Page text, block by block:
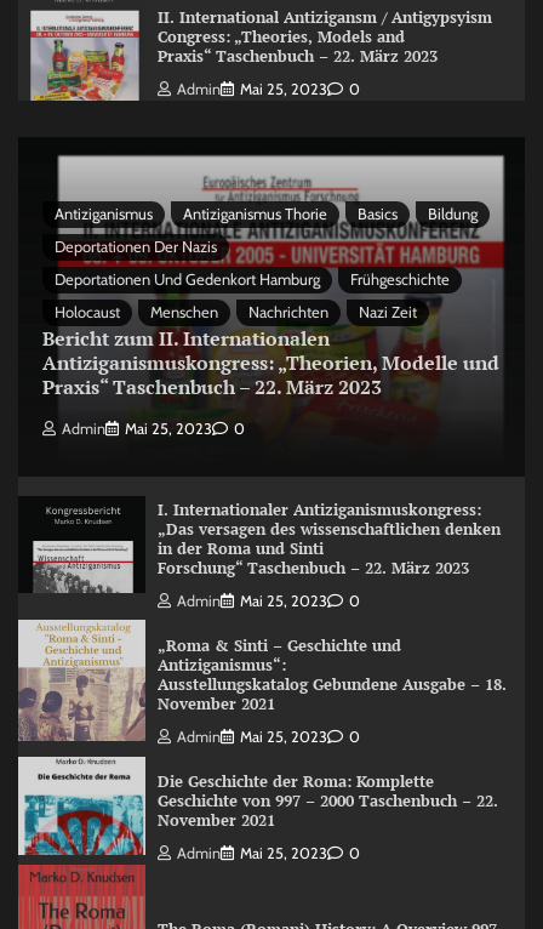
II. International Antizigansm / Antigypsyism
Congress: „Theories, Models and
Praxis“ Taschenbuch – 22. März 2023
Admin Mai 25, 2023 0
Antiziganismus Antiziganismus Thorie Basics
Bildung
Deportationen Der Nazis
Deportationen Und Gedenkort Hamburg
Frühgeschichte
Holocaust
Menschen Nachrichten Nazi Zeit
Bericht zum II. Internationalen
Antiziganismuskongress: „Theorien, Modelle und
Praxis“ Taschenbuch – 22. März 2023
Admin Mai 25, 2023 0
I. Internationaler Antiziganismuskongress:
„Das versagen des wissenschaftlichen denken
in der Roma und Sinti
Forschung“ Taschenbuch – 22. März 2023
Admin Mai 25, 2023 0
„Roma & Sinti – Geschichte und
Antiziganismus“:
Ausstellungskatalog Gebundene Ausgabe – 18.
November 2021
Admin Mai 25, 2023 0
Die Geschichte der Roma: Komplette
Geschichte von 997 – 2000 Taschenbuch – 22.
November 2021
Admin Mai 25, 2023 0